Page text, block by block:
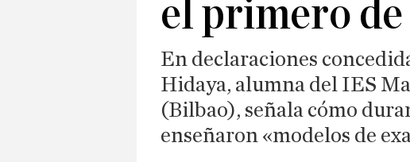
el primero
En declaraciones
Hidaya, alumna del IES
(Bilbao), señala cómo
enseñaron «modelos de